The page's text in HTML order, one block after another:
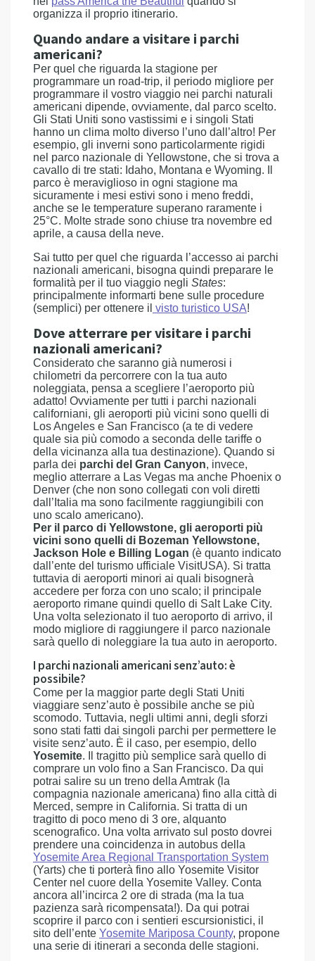
organizza il proprio itinerario.
Quando andare a visitare i parchi
americani?
Per quel che riguarda la stagione per
programmare un road-trip, il periodo migliore per
programmare il vostro viaggio nei parchi naturali
americani dipende, ovviamente, dal parco scelto.
Gli Stati Uniti sono vastissimi e i singoli Stati
hanno un clima molto diverso l’uno dall’altro! Per
esempio, gli inverni sono particolarmente rigidi
nel parco nazionale di Yellowstone, che si trova a
cavallo di tre stati: Idaho, Montana e Wyoming. Il
parco è meraviglioso in ogni stagione ma
sicuramente i mesi estivi sono i meno freddi,
anche se le temperature superano raramente i
25°C. Molte strade sono chiuse tra novembre ed
aprile, a causa della neve.
Sai tutto per quel che riguarda l’accesso ai parchi
nazionali americani, bisogna quindi preparare le
formalità per il tuo viaggio negli States:
principalmente informarti bene sulle procedure
(semplici) per ottenere il visto turistico USA!
Dove atterrare per visitare i parchi
nazionali americani?
Considerato che saranno già numerosi i
chilometri da percorrere con la tua auto
noleggiata, pensa a scegliere l’aeroporto più
adatto! Ovviamente per tutti i parchi nazionali
californiani, gli aeroporti più vicini sono quelli di
Los Angeles e San Francisco (a te di vedere
quale sia più comodo a seconda delle tariffe o
della vicinanza alla tua destinazione). Quando si
parla dei parchi del Gran Canyon, invece,
meglio atterrare a Las Vegas ma anche Phoenix o
Denver (che non sono collegati con voli diretti
dall’Italia ma sono facilmente raggiungibili con
uno scalo americano).
Per il parco di Yellowstone, gli aeroporti più
vicini sono quelli di Bozeman Yellowstone,
Jackson Hole e Billing Logan (è quanto indicato
dall’ente del turismo ufficiale VisitUSA). Si tratta
tuttavia di aeroporti minori ai quali bisognerà
accedere per forza con uno scalo; il principale
aeroporto rimane quindi quello di Salt Lake City.
Una volta selezionato il tuo aeroporto di arrivo, il
modo migliore di raggiungere il parco nazionale
sarà quello di noleggiare la tua auto in aeroporto.
I parchi nazionali americani senz’auto: è
possibile?
Come per la maggior parte degli Stati Uniti
viaggiare senz’auto è possibile anche se più
scomodo. Tuttavia, negli ultimi anni, degli sforzi
sono stati fatti dai singoli parchi per permettere le
visite senz’auto. È il caso, per esempio, dello
Yosemite. Il tragitto più semplice sarà quello di
comprare un volo fino a San Francisco. Da qui
potrai salire su un treno della Amtrak (la
compagnia nazionale americana) fino alla città di
Merced, sempre in California. Si tratta di un
tragitto di poco meno di 3 ore, alquanto
scenografico. Una volta arrivato sul posto dovrei
prendere una coincidenza in autobus della
Yosemite Area Regional Transportation System
(Yarts) che ti porterà fino allo Yosemite Visitor
Center nel cuore della Yosemite Valley. Conta
ancora all’incirca 2 ore di strada (ma la tua
pazienza sarà ricompensata!). Da qui potrai
scoprire il parco con i sentieri escursionistici, il
sito dell’ente Yosemite Mariposa County, propone
una serie di itinerari a seconda delle stagioni.